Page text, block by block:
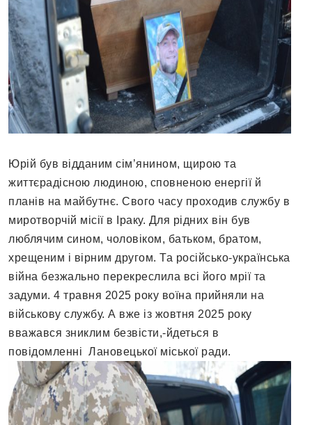
Юрій був відданим сім’янином, щирою та
життєрадісною людиною, сповненою енергії й
планів на майбутнє. Свого часу проходив службу в
миротворчій місії в Іраку. Для рідних він був
люблячим сином, чоловіком, батьком, братом,
хрещеним і вірним другом. Та російсько-українська
війна безжально перекреслила всі його мрії та
задуми. 4 травня 2025 року воїна прийняли на
військову службу. А вже із жовтня 2025 року
вважався зниклим безвісти,-йдеться в
повідомленні Лановецької міської ради.